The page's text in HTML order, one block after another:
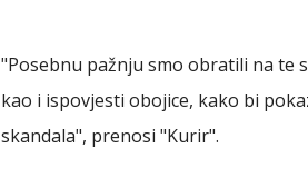
"Posebnu pažnju smo obratili na te
kao i ispovjesti obojice, kako bi
skandala", prenosi "Kurir".